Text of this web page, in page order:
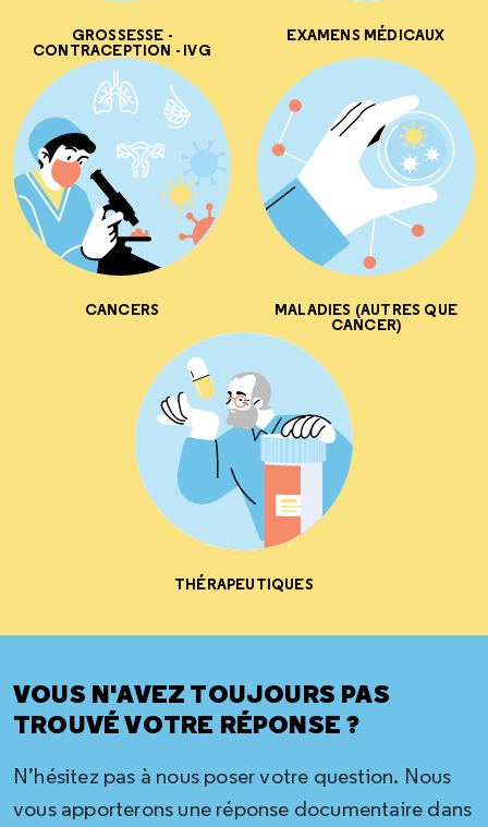
GROSSESSE -
CONTRACEPTION - IVG
EXAMENS MÉDICAUX
CANCERS MALADIES (AUTRES QUE
CANCER)
THÉRAPEUTIQUES
VOUS N'AVEZ TOUJOURS PAS
TROUVÉ VOTRE RÉPONSE ?
N’hésitez pas à nous poser votre question. Nous
vous apporterons une réponse documentaire dans